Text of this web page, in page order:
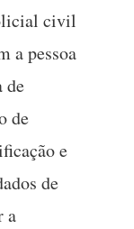
civil
a pessoa
de
de
e
de
a